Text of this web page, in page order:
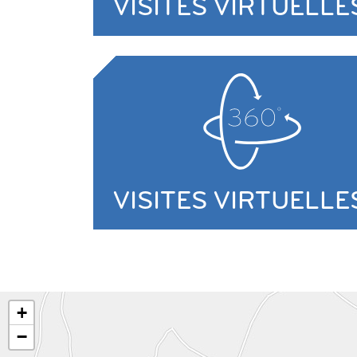
VISITES
VISITES
+
−